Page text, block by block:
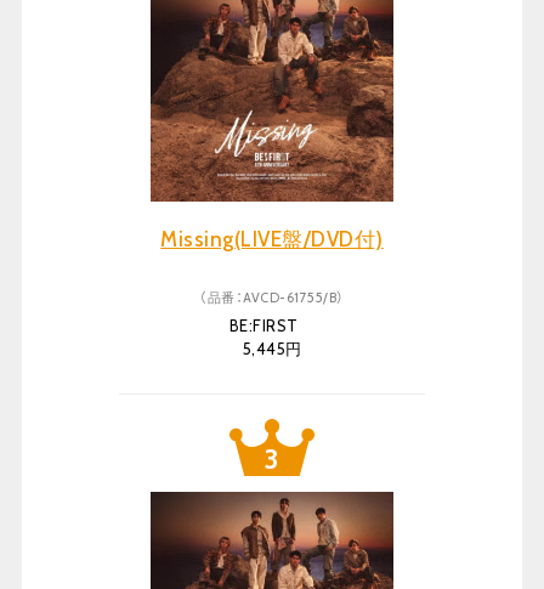
Missing(LIVE盤/DVD付)
（品番：AVCD-61755/B）
BE:FIRST
5,445円